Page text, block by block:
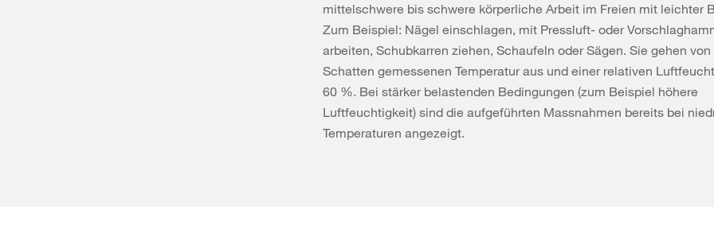
mittelschwere bis schwere körperliche Arbeit im Freien mit leichter
Zum Beispiel: Nägel einschlagen, mit Pressluft- oder
arbeiten, Schubkarren ziehen, Schaufeln oder Sägen. Sie gehen von
Schatten gemessenen Temperatur aus und einer relativen
60 %. Bei stärker belastenden Bedingungen (zum Beispiel höhere
Luftfeuchtigkeit) sind die aufgeführten Massnahmen bereits bei
Temperaturen angezeigt.